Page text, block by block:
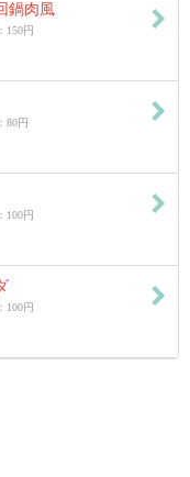
鍋肉風
150円
80円
100円
100円